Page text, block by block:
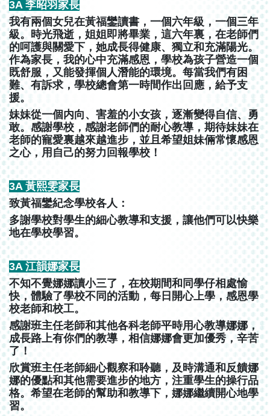
3A 李昭羽家長
我有兩個女兒在黃福鑾讀書，一個六年級，一個三年
級。時光飛逝，姐姐即將畢業，這六年裏，在老師們
的呵護與關愛下，她成長得健康、獨立和充滿陽光。
作為家長，我的心中充滿感恩，學校為孩子營造一個
既舒服，又能發揮個人潛能的環境。每當我們有困
難、有訴求，學校總會第一時間作出回應，給予支
援。
妹妹從一個内向、害羞的小女孩，逐漸變得自信、勇
敢。感謝學校，感謝老師們的耐心教導，期待妹妹在
老師的寵愛裏越來越進步，並且希望姐妹倆常懷感恩
之心，用自己的努力回報學校！
3A 黃熙雯家長
致黃福鑾紀念學校各人：
多謝學校對學生的細心教導和支援，讓他們可以快樂
地在學校學習。
3A 江韻娜家長
不知不覺娜娜讀小三了，在校期間和同學仔相處愉
快，體驗了學校不同的活動，每日開心上學，感恩學
校老師和校工。
感謝班主任老師和其他各科老師平時用心教導娜娜，
成長路上有你們的教導，相信娜娜會更加優秀，辛苦
了！
欣賞班主任老師細心觀察和聆聽，及時溝通和反饋娜
娜的優點和其他需要進步的地方，注重學生的操行品
格。希望在老師的幫助和教導下，娜娜繼續開心地學
習。